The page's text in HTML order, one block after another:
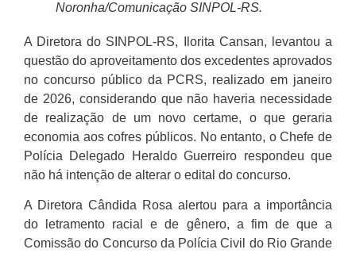
Noronha/Comunicação SINPOL-RS.
A Diretora do SINPOL-RS, Ilorita Cansan, levantou a
questão do aproveitamento dos excedentes aprovados
no concurso público da PCRS, realizado em janeiro
de 2026, considerando que não haveria necessidade
de realização de um novo certame, o que geraria
economia aos cofres públicos. No entanto, o Chefe de
Polícia Delegado Heraldo Guerreiro respondeu que
não há intenção de alterar o edital do concurso.
A Diretora Cândida Rosa alertou para a importância
do letramento racial e de gênero, a fim de que a
Comissão do Concurso da Polícia Civil do Rio Grande